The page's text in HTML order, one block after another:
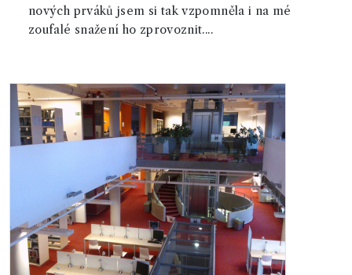
nových prváků jsem si tak vzpomněla i na mé
zoufalé snažení ho zprovoznit....